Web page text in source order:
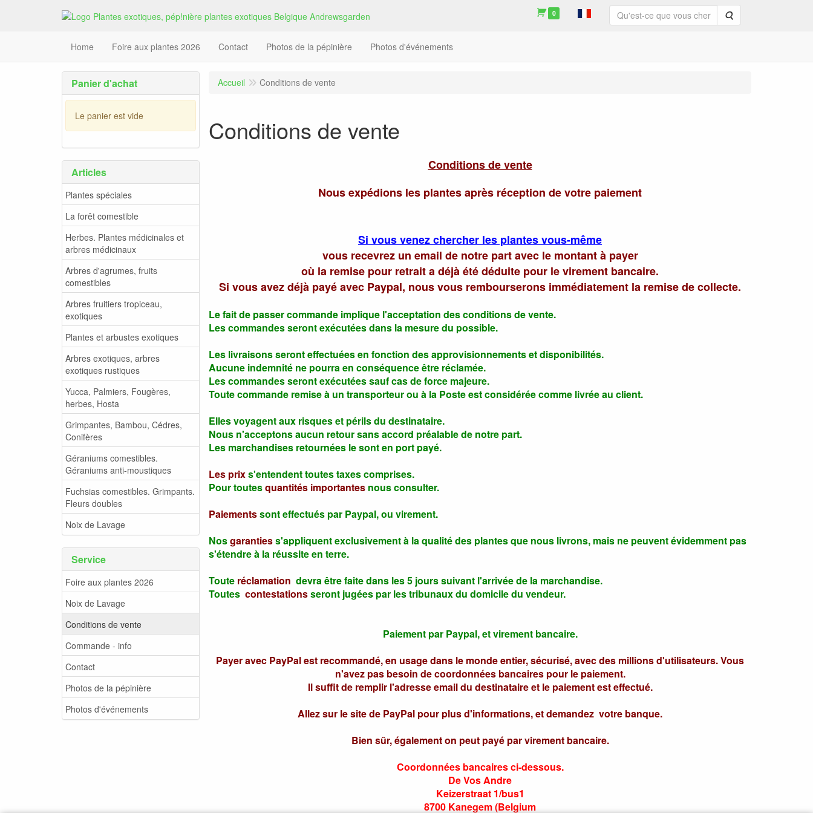
0 Rechercher
Home Foire aux plantes 2026 Contact Photos de la pépinière Photos d'événements
Panier d'achat
Le panier est vide
Articles
Plantes spéciales
La forêt comestible
Herbes. Plantes médicinales et
arbres médicinaux
Arbres d'agrumes, fruits
comestibles
Arbres fruitiers tropiceau,
exotiques
Plantes et arbustes exotiques
Arbres exotiques, arbres
exotiques rustiques
Yucca, Palmiers, Fougères,
herbes, Hosta
Grimpantes, Bambou, Cédres,
Conifères
Géraniums comestibles.
Géraniums anti-moustiques
Fuchsias comestibles. Grimpants.
Fleurs doubles
Noix de Lavage
Service
Foire aux plantes 2026
Noix de Lavage
Conditions de vente
Commande - info
Contact
Photos de la pépinière
Photos d'événements
Accueil Conditions de vente
Conditions de vente
Conditions de vente
Nous expédions les plantes après réception de votre paiement
Si vous venez chercher les plantes vous-même
vous recevrez un email de notre part avec le montant à payer
où la remise pour retrait a déjà été déduite pour le virement bancaire.
Si vous avez déjà payé avec Paypal, nous vous rembourserons immédiatement la remise de collecte.
Le fait de passer commande implique l'acceptation des conditions de vente.
Les commandes seront exécutées dans la mesure du possible.
Les livraisons seront effectuées en fonction des approvisionnements et disponibilités.
Aucune indemnité ne pourra en conséquence être réclamée.
Les commandes seront exécutées sauf cas de force majeure.
Toute commande remise à un transporteur ou à la Poste est considérée comme livrée au client.
Elles voyagent aux risques et périls du destinataire.
Nous n'acceptons aucun retour sans accord préalable de notre part.
Les marchandises retournées le sont en port payé.
Les prixs'entendent toutes taxes comprises.
Pour toutesquantités importantes nous consulter.
Paiementssont effectués par Paypal, ou virement.
Nosgarantiess'appliquent exclusivement à la qualité des plantes que nous livrons, mais ne peuvent évidemment pas
s'étendre à la réussite en terre.
Toute réclamation devra être faite dans les 5 jours suivant l'arrivée de la marchandise.
Toutes contestationsseront jugées par les tribunaux du domicile du vendeur.
Paiement par Paypal, et virement bancaire.
Payer avec PayPal est recommandé, en usage dans le monde entier, sécurisé, avec des millions d'utilisateurs. Vous
n'avez pas besoin de coordonnées bancaires pour le paiement.
Il suffit de remplir l'adresse email du destinataire et le paiement est effectué.
Allez sur le site de PayPal pour plus d'informations, et demandez votre banque.
Bien sûr, également on peut payé par virement bancaire.
Coordonnées bancaires ci-dessous.
De Vos Andre
Keizerstraat 1/bus1
8700 Kanegem (Belgium